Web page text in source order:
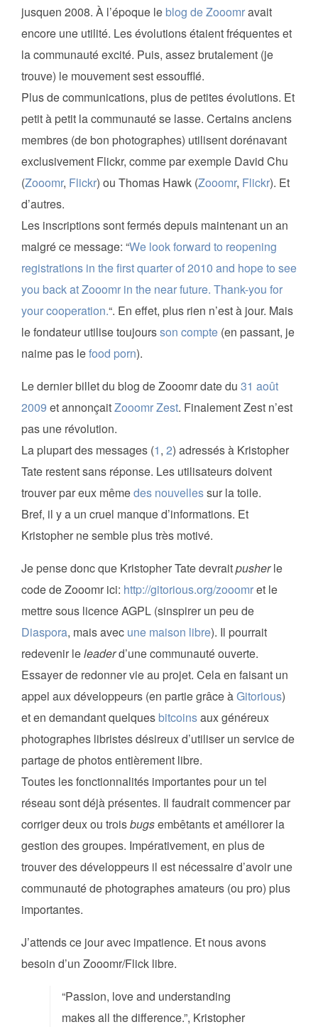
jusquen 2008. À l’époque le blog de Zooomravait
encore une utilité. Les évolutions étaient fréquentes et
la communauté excité. Puis, assez brutalement (je
trouve) le mouvement sest essoufflé.
Plus de communications, plus de petites évolutions. Et
petit à petit la communauté se lasse. Certains anciens
membres (de bon photographes) utilisent dorénavant
exclusivement Flickr, comme par exemple David Chu
(Zooomr, Flickr) ou Thomas Hawk (Zooomr, Flickr). Et
d’autres.
Les inscriptions sont fermés depuis maintenant un an
malgré ce message: “We look forward to reopening
registrations in the first quarter of 2010 and hope to see
you back at Zooomr in the near future. Thank-you for
your cooperation.“. En effet, plus rien n’est à jour. Mais
le fondateur utilise toujoursson compte (en passant, je
naime pas lefood porn).
Le dernier billet du blog de Zooomr date du 31 août
2009 et annonçaitZooomr Zest. Finalement Zest n’est
pas une révolution.
La plupart des messages (1, 2) adressés à Kristopher
Tate restent sans réponse. Les utilisateurs doivent
trouver par eux mêmedes nouvellessur la toile.
Bref, il y a un cruel manque d’informations. Et
Kristopher ne semble plus très motivé.
Je pense donc que Kristopher Tate devraitpusherle
code de Zooomr ici: http://gitorious.org/zooomret le
mettre sous licence AGPL (sinspirer un peu de
Diaspora, mais avec une maison libre). Il pourrait
redevenir leleaderd’une communauté ouverte.
Essayer de redonner vie au projet. Cela en faisant un
appel aux développeurs (en partie grâce àGitorious)
et en demandant quelques bitcoinsaux généreux
photographes libristes désireux d’utiliser un service de
partage de photos entièrement libre.
Toutes les fonctionnalités importantes pour un tel
réseau sont déjà présentes. Il faudrait commencer par
corriger deux ou troisbugsembêtants et améliorer la
gestion des groupes. Impérativement, en plus de
trouver des développeurs il est nécessaire d’avoir une
communauté de photographes amateurs (ou pro) plus
importantes.
J’attends ce jour avec impatience. Et nous avons
besoin d’un Zooomr/Flick libre.
“Passion, love and understanding
makes all the difference.”, Kristopher